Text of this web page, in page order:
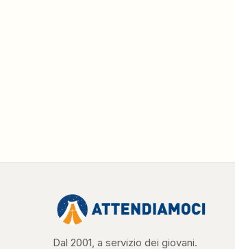
Dal 2001, a servizio dei giovani.